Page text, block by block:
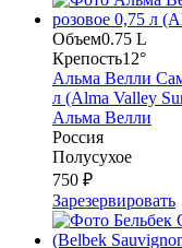
Объем0.75 L
Крепость12°
Альма Велли
л (Alma Valley
Альма Велли
Россия
Полусухое
750 ₽
Зарезервировать